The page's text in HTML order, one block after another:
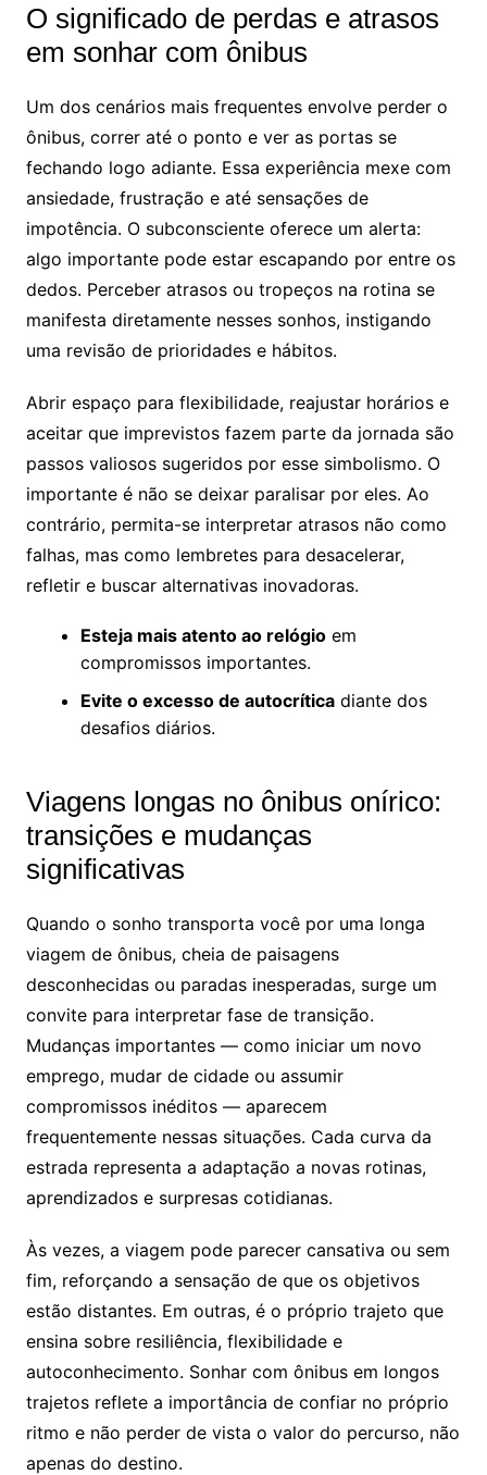
O significado de perdas e atrasos
em sonhar com ônibus
Um dos cenários mais frequentes envolve perder o
ônibus, correr até o ponto e ver as portas se
fechando logo adiante. Essa experiência mexe com
ansiedade, frustração e até sensações de
impotência. O subconsciente oferece um alerta:
algo importante pode estar escapando por entre os
dedos. Perceber atrasos ou tropeços na rotina se
manifesta diretamente nesses sonhos, instigando
uma revisão de prioridades e hábitos.
Abrir espaço para flexibilidade, reajustar horários e
aceitar que imprevistos fazem parte da jornada são
passos valiosos sugeridos por esse simbolismo. O
importante é não se deixar paralisar por eles. Ao
contrário, permita-se interpretar atrasos não como
falhas, mas como lembretes para desacelerar,
refletir e buscar alternativas inovadoras.
Esteja mais atento ao relógioem
compromissos importantes.
Evite o excesso de autocríticadiante dos
desafios diários.
Viagens longas no ônibus onírico:
transições e mudanças
significativas
Quando o sonho transporta você por uma longa
viagem de ônibus, cheia de paisagens
desconhecidas ou paradas inesperadas, surge um
convite para interpretar fase de transição.
Mudanças importantes — como iniciar um novo
emprego, mudar de cidade ou assumir
compromissos inéditos — aparecem
frequentemente nessas situações. Cada curva da
estrada representa a adaptação a novas rotinas,
aprendizados e surpresas cotidianas.
Às vezes, a viagem pode parecer cansativa ou sem
fim, reforçando a sensação de que os objetivos
estão distantes. Em outras, é o próprio trajeto que
ensina sobre resiliência, flexibilidade e
autoconhecimento. Sonhar com ônibus em longos
trajetos reflete a importância de confiar no próprio
ritmo e não perder de vista o valor do percurso, não
apenas do destino.